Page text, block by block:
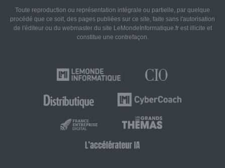
Toute reproduction ou représentation intégrale ou partielle, par quelque
procédé que ce soit, des pages publiées sur ce site, faite sans l'autorisation
de l'éditeur ou du webmaster du site LeMondeInformatique.fr est illicite et
constitue une contrefaçon.